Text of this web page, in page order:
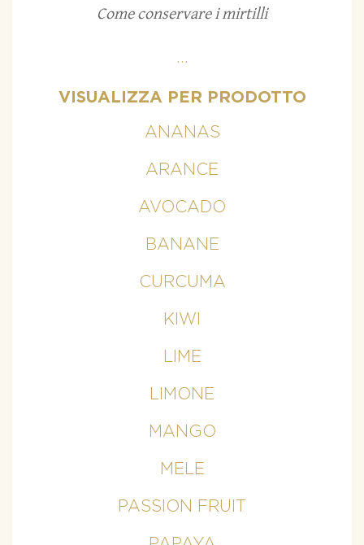
Come conservare i mirtilli
...
VISUALIZZA PER PRODOTTO
ANANAS
ARANCE
AVOCADO
BANANE
CURCUMA
KIWI
LIME
LIMONE
MANGO
MELE
PASSION FRUIT